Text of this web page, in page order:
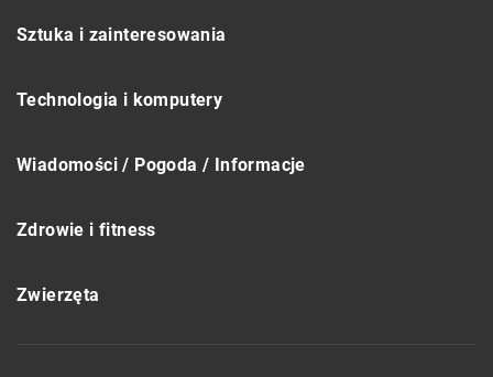
Sztuka i zainteresowania
Technologia i komputery
Wiadomości / Pogoda / Informacje
Zdrowie i fitness
Zwierzęta